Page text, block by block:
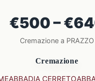
€500 –
Cremazione a PRAZZO
Cremazione
ABBADIA CERRETO